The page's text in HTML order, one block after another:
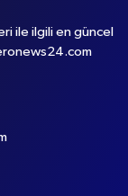
ile ilgili en güncel